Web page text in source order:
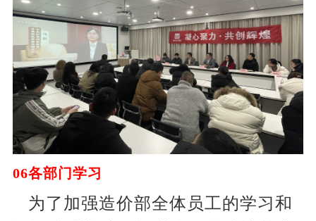
06各部门学习
为了加强造价部全体员工的学习和